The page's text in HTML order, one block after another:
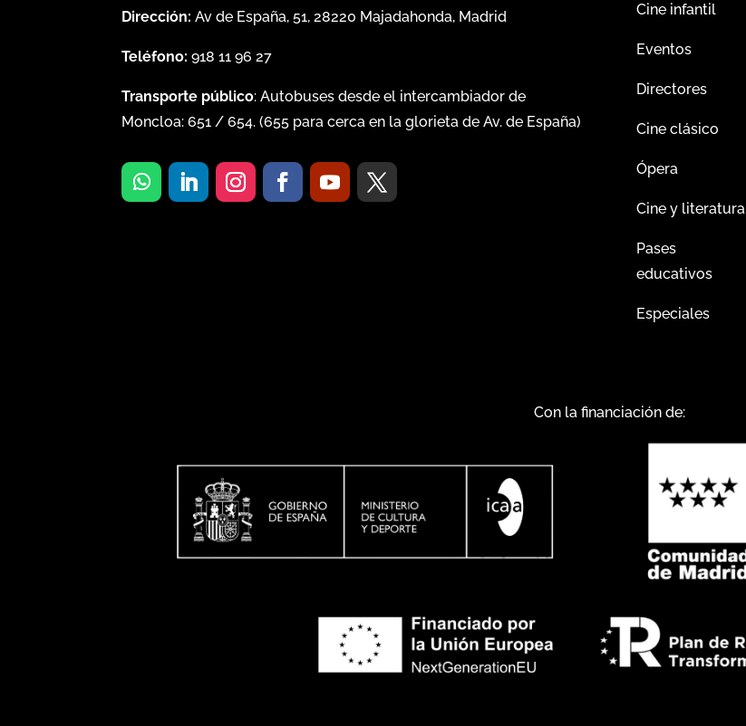
Dirección: Av de España, 51, 28220 Majadahonda, Madrid
Teléfono: 918 11 96 27
Transporte público: Autobuses desde el intercambiador de
Moncloa:651 /654. (655 para cerca en la glorieta de Av. de España)
Cine infantil
Eventos
Directores
Cine clásico
Ópera
Cine y literatura
Pases
educativos
Especiales
Con la financiación de: